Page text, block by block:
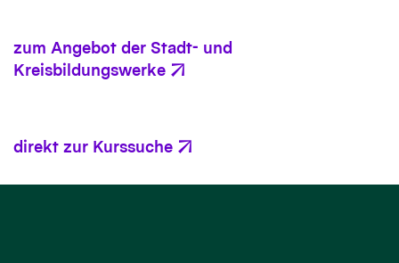
zum Angebot der Stadt- und
Kreisbildungswerke
direkt zur Kurssuche